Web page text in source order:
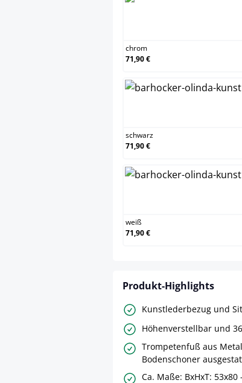
chrom
71,90 €
schwarz
71,90 €
weiß
71,90 €
Produkt-Highlights
Kunstlederbezug und
Höhenverstellbar und
Trompetenfuß aus
Bodenschoner
Ca. Maße: BxHxT: